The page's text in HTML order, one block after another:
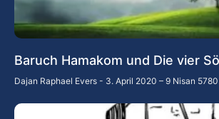
Baruch Hamakom und Die vier
Dajan Raphael Evers 3. April 2020 – 9 Nisan